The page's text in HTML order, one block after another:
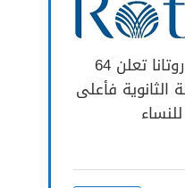
مجموعة فنادق روتانا تعلن 64
فأعلى